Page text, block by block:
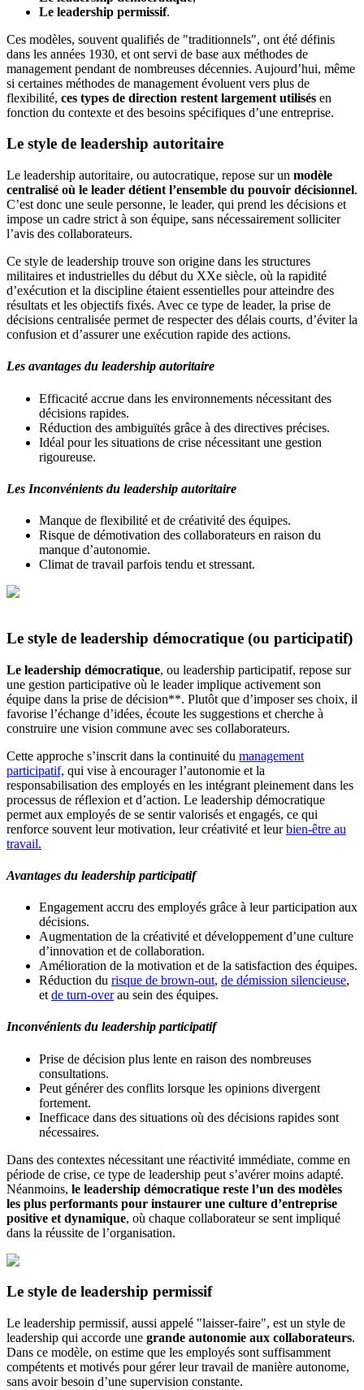
Le leadership permissif.
Ces modèles, souvent qualifiés de "traditionnels", ont été définis
dans les années 1930, et ont servi de base aux méthodes de
management pendant de nombreuses décennies. Aujourd’hui, même
si certaines méthodes de management évoluent vers plus de
flexibilité, ces types de direction restent largement utilisés en
fonction du contexte et des besoins spécifiques d’une entreprise.
Le style de leadership autoritaire
Le leadership autoritaire, ou autocratique, repose sur un modèle
centralisé où le leader détient l’ensemble du pouvoir décisionnel.
C’est donc une seule personne, le leader, qui prend les décisions et
impose un cadre strict à son équipe, sans nécessairement solliciter
l’avis des collaborateurs.
Ce style de leadership trouve son origine dans les structures
militaires et industrielles du début du XXe siècle, où la rapidité
d’exécution et la discipline étaient essentielles pour atteindre des
résultats et les objectifs fixés. Avec ce type de leader, la prise de
décisions centralisée permet de respecter des délais courts, d’éviter la
confusion et d’assurer une exécution rapide des actions.
Les avantages du leadership autoritaire
Efficacité accrue dans les environnements nécessitant des
décisions rapides.
Réduction des ambiguïtés grâce à des directives précises.
Idéal pour les situations de crise nécessitant une gestion
rigoureuse.
Les Inconvénients du leadership autoritaire
Manque de flexibilité et de créativité des équipes.
Risque de démotivation des collaborateurs en raison du
manque d’autonomie.
Climat de travail parfois tendu et stressant.
Le style de leadership démocratique (ou participatif)
Le leadership démocratique, ou leadership participatif, repose sur
une gestion participative où le leader implique activement son
équipe dans la prise de décision**. Plutôt que d’imposer ses choix, il
favorise l’échange d’idées, écoute les suggestions et cherche à
construire une vision commune avec ses collaborateurs.
Cette approche s’inscrit dans la continuité du management
participatif, qui vise à encourager l’autonomie et la
responsabilisation des employés en les intégrant pleinement dans les
processus de réflexion et d’action. Le leadership démocratique
permet aux employés de se sentir valorisés et engagés, ce qui
renforce souvent leur motivation, leur créativité et leurbien-être au
travail.
Avantages du leadership participatif
Engagement accru des employés grâce à leur participation aux
décisions.
Augmentation de la créativité et développement d’une culture
d’innovation et de collaboration.
Amélioration de la motivation et de la satisfaction des équipes.
Réduction du risque de brown-out, de démission silencieuse,
et de turn-overau sein des équipes.
Inconvénients du leadership participatif
Prise de décision plus lente en raison des nombreuses
consultations.
Peut générer des conflits lorsque les opinions divergent
fortement.
Inefficace dans des situations où des décisions rapides sont
nécessaires.
Dans des contextes nécessitant une réactivité immédiate, comme en
période de crise, ce type de leadership peut s’avérer moins adapté.
Néanmoins, le leadership démocratique reste l’un des modèles
les plus performants pour instaurer une culture d’entreprise
positive et dynamique, où chaque collaborateur se sent impliqué
dans la réussite de l’organisation.
Le style de leadership permissif
Le leadership permissif, aussi appelé "laisser-faire", est un style de
leadership qui accorde une grande autonomie aux collaborateurs.
Dans ce modèle, on estime que les employés sont suffisamment
compétents et motivés pour gérer leur travail de manière autonome,
sans avoir besoin d’une supervision constante.